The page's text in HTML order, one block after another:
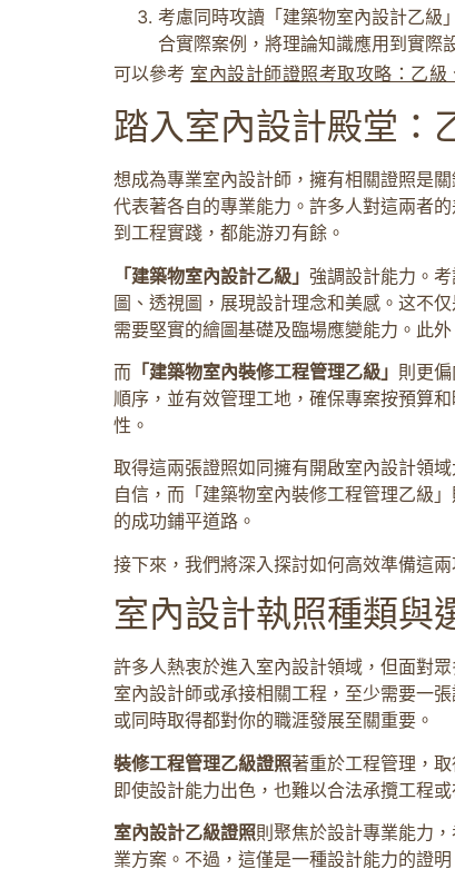
考慮同時攻讀「建築物室內設計乙級
合實際案例，將理論知識應用到實際
可以參考 室內設計師證照考取攻略：乙
踏入室內設計殿堂：
想成為專業室內設計師，擁有相關證照是
代表著各自的專業能力。許多人對這兩者
到工程實踐，都能游刃有餘。
「建築物室內設計乙級」 強調設計能力。
圖、透視圖，展現設計理念和美感。这不
需要堅實的繪圖基礎及臨場應變能力。此
而 「建築物室內裝修工程管理乙級」 則更
順序，並有效管理工地，確保專案按預算
性。
取得這兩張證照如同擁有開啟室內設計領
自信，而「建築物室內裝修工程管理乙級
的成功鋪平道路。
接下來，我們將深入探討如何高效準備這
室內設計執照種類與
許多人熱衷於進入室內設計領域，但面對
室內設計師或承接相關工程，至少需要一
或同時取得都對你的職涯發展至關重要。
裝修工程管理乙級證照著重於工程管理，
即使設計能力出色，也難以合法承攬工程
室內設計乙級證照則聚焦於設計專業能力
業方案。不過，這僅是一種設計能力的證